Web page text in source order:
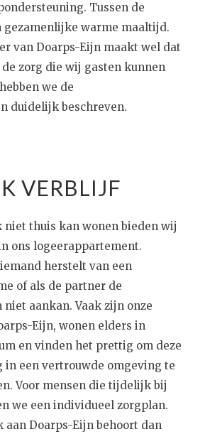
Tussen de
gezamenlijke warme maaltijd.
van Doarps-Eijn maakt wel dat
de zorg die wij gasten kunnen
we de
duidelijk beschreven.
VERBLIJF
thuis kan wonen bieden wij
ons logeerappartement.
herstelt van een
of als de partner de
aankan. Vaak zijn onze
Eijn, wonen elders in
en vinden het prettig om deze
een vertrouwde omgeving te
Voor mensen die tijdelijk bij
we een individueel zorgplan.
aan Doarps-Eijn behoort dan